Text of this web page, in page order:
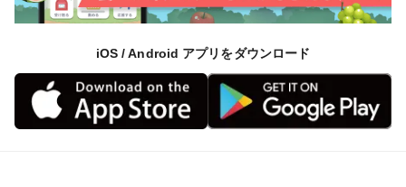
iOS / Android アプリをダウンロード